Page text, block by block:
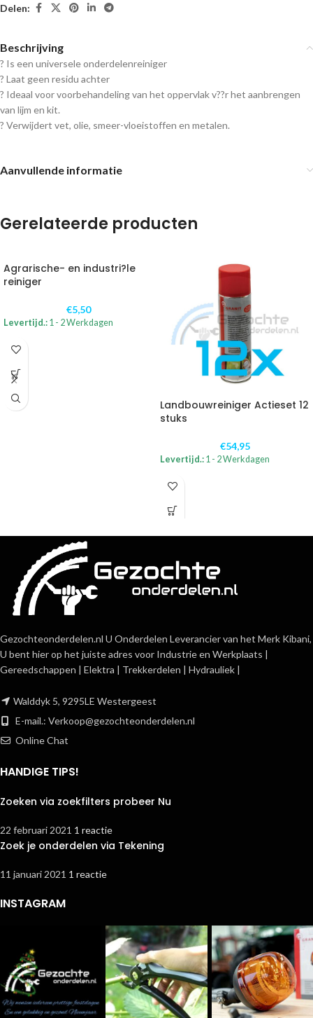
Delen:
Beschrijving
? Is een universele onderdelenreiniger
? Laat geen residu achter
? Ideaal voor voorbehandeling van het oppervlak v??r het aanbrengen
van lijm en kit.
? Verwijdert vet, olie, smeer-vloeistoffen en metalen.
Aanvullende informatie
Gerelateerde producten
Agrarische- en industri?le
reiniger
€5,50
Levertijd.: 1 - 2 Werkdagen
Landbouwreiniger Actieset 12
stuks
€54,95
Levertijd.: 1 - 2 Werkdagen
Gezochteonderdelen.nl U Onderdelen Leverancier van het Merk Kibani,
U bent hier op het juiste adres voor Industrie en Werkplaats |
Gereedschappen | Elektra | Trekkerdelen | Hydrauliek |
Walddyk 5, 9295LE Westergeest
E-mail.: Verkoop@gezochteonderdelen.nl
Online Chat
HANDIGE TIPS!
Zoeken via zoekfilters probeer Nu
22 februari 2021 1 reactie
Zoek je onderdelen via Tekening
11 januari 2021 1 reactie
INSTAGRAM